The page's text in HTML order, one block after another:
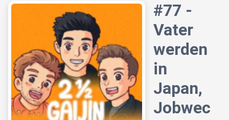
#77 -
Vater
werden
in
Japan,
Jobwec